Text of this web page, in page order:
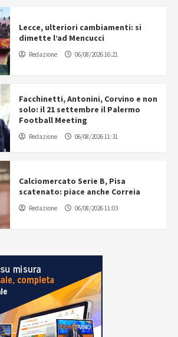
Lecce, ulteriori cambiamenti: si
dimette l’ad Mencucci
Redazione 06/08/2026 16:21
Facchinetti, Antonini, Corvino e non
solo: il 21 settembre il Palermo
Football Meeting
Redazione 06/08/2026 11:31
Calciomercato Serie B, Pisa
scatenato: piace anche Correia
Redazione 06/08/2026 11:03